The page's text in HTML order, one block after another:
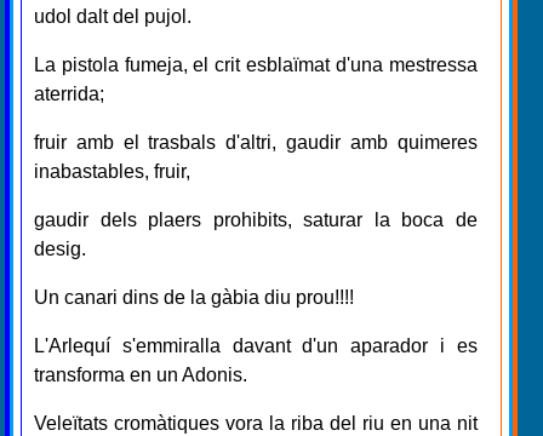
udol dalt del pujol.
La pistola fumeja, el crit esblaïmat d'una mestressa
aterrida;
fruir amb el trasbals d'altri, gaudir amb quimeres
inabastables, fruir,
gaudir dels plaers prohibits, saturar la boca de
desig.
Un canari dins de la gàbia diu prou!!!!
L'Arlequí s'emmiralla davant d'un aparador i es
transforma en un Adonis.
Veleïtats cromàtiques vora la riba del riu en una nit